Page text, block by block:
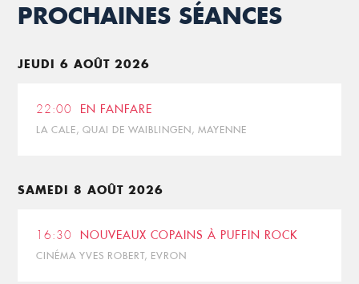
PROCHAINES SÉANCES
JEUDI 6 AOÛT 2026
22:00 EN FANFARE
LA CALE, QUAI DE WAIBLINGEN, MAYENNE
SAMEDI 8 AOÛT 2026
16:30 NOUVEAUX COPAINS À PUFFIN ROCK
CINÉMA YVES ROBERT, EVRON